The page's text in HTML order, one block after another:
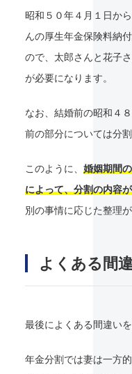
昭和５０年４月１日か
んの厚生年金保険料納
ので、太郎さんと花子
が必要になります。
なお、結婚前の昭和４
前の部分については分
このように、 婚姻期間
によって、分割の内容
別の事情に応じた整理
よくある間
最後によくある間違い
年金分割では妻は一方